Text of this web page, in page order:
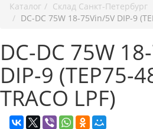
Каталог
Cклад Санкт-Петербург
DC-DC 75W 18-75Vin/5V DIP-9
DC-DC 75W
DIP-9 (TEP75-
TRACO LPF)